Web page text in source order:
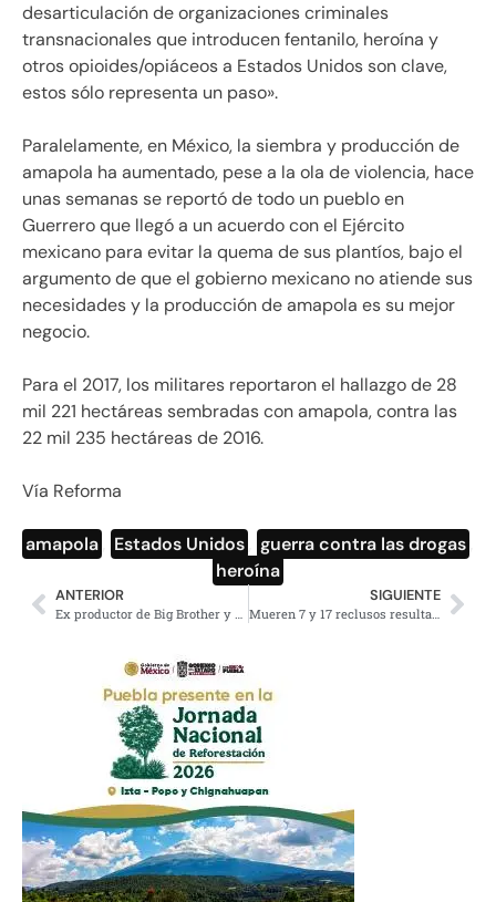
desarticulación de organizaciones criminales
transnacionales que introducen fentanilo, heroína y
otros opioides/opiáceos a Estados Unidos son clave,
estos sólo representa un paso».
Paralelamente, en México, la siembra y producción de
amapola ha aumentado, pese a la ola de violencia, hace
unas semanas se reportó de todo un pueblo en
Guerrero que llegó a un acuerdo con el Ejército
mexicano para evitar la quema de sus plantíos, bajo el
argumento de que el gobierno mexicano no atiende sus
necesidades y la producción de amapola es su mejor
negocio.
Para el 2017, los militares reportaron el hallazgo de 28
mil 221 hectáreas sembradas con amapola, contra las
22 mil 235 hectáreas de 2016.
Vía Reforma
amapola Estados Unidos guerra contra las drogas
heroína
ANTERIOR
Ex productor de Big Brother y Mujeres Asesinas ahora es asesor de candidato priista en Chiapas
SIGUIENTE
Mueren 7 y 17 reclusos resultan heridos tras una pelea en cárcel de EU